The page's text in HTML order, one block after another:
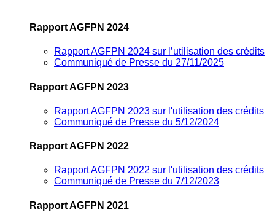
Rapport AGFPN 2024
Rapport AGFPN 2024 sur l’utilisation des crédits
Communiqué de Presse du 27/11/2025
Rapport AGFPN 2023
Rapport AGFPN 2023 sur l'utilisation des crédits
Communiqué de Presse du 5/12/2024
Rapport AGFPN 2022
Rapport AGFPN 2022 sur l'utilisation des crédits
Communiqué de Presse du 7/12/2023
Rapport AGFPN 2021